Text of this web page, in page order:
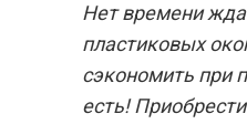
Нет времени
пластиковых
сэкономить при
есть!